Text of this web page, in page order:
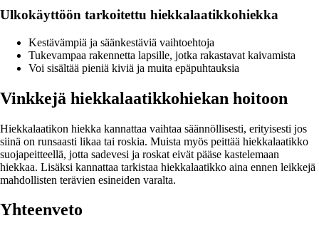
Ulkokäyttöön tarkoitettu hiekkalaatikkohiekka
Kestävämpiä ja säänkestäviä vaihtoehtoja
Tukevampaa rakennetta lapsille, jotka rakastavat kaivamista
Voi sisältää pieniä kiviä ja muita epäpuhtauksia
Vinkkejä hiekkalaatikkohiekan hoitoon
Hiekkalaatikon hiekka kannattaa vaihtaa säännöllisesti, erityisesti jos
siinä on runsaasti likaa tai roskia. Muista myös peittää hiekkalaatikko
suojapeitteellä, jotta sadevesi ja roskat eivät pääse kastelemaan
hiekkaa. Lisäksi kannattaa tarkistaa hiekkalaatikko aina ennen leikkejä
mahdollisten terävien esineiden varalta.
Yhteenveto